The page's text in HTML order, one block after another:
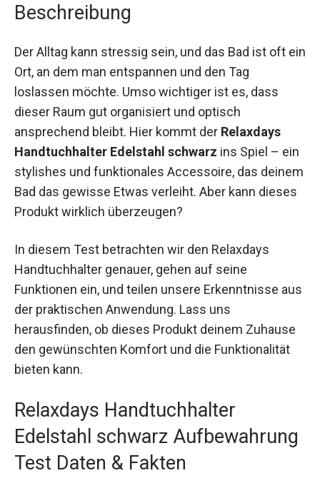
Beschreibung
Der Alltag kann stressig sein, und das Bad ist oft ein
Ort, an dem man entspannen und den Tag
loslassen möchte. Umso wichtiger ist es, dass
dieser Raum gut organisiert und optisch
ansprechend bleibt. Hier kommt der Relaxdays
Handtuchhalter Edelstahl schwarz ins Spiel – ein
stylishes und funktionales Accessoire, das deinem
Bad das gewisse Etwas verleiht. Aber kann dieses
Produkt wirklich überzeugen?
In diesem Test betrachten wir den Relaxdays
Handtuchhalter genauer, gehen auf seine
Funktionen ein, und teilen unsere Erkenntnisse aus
der praktischen Anwendung. Lass uns
herausfinden, ob dieses Produkt deinem Zuhause
den gewünschten Komfort und die Funktionalität
bieten kann.
Relaxdays Handtuchhalter
Edelstahl schwarz Aufbewahrung
Test Daten & Fakten